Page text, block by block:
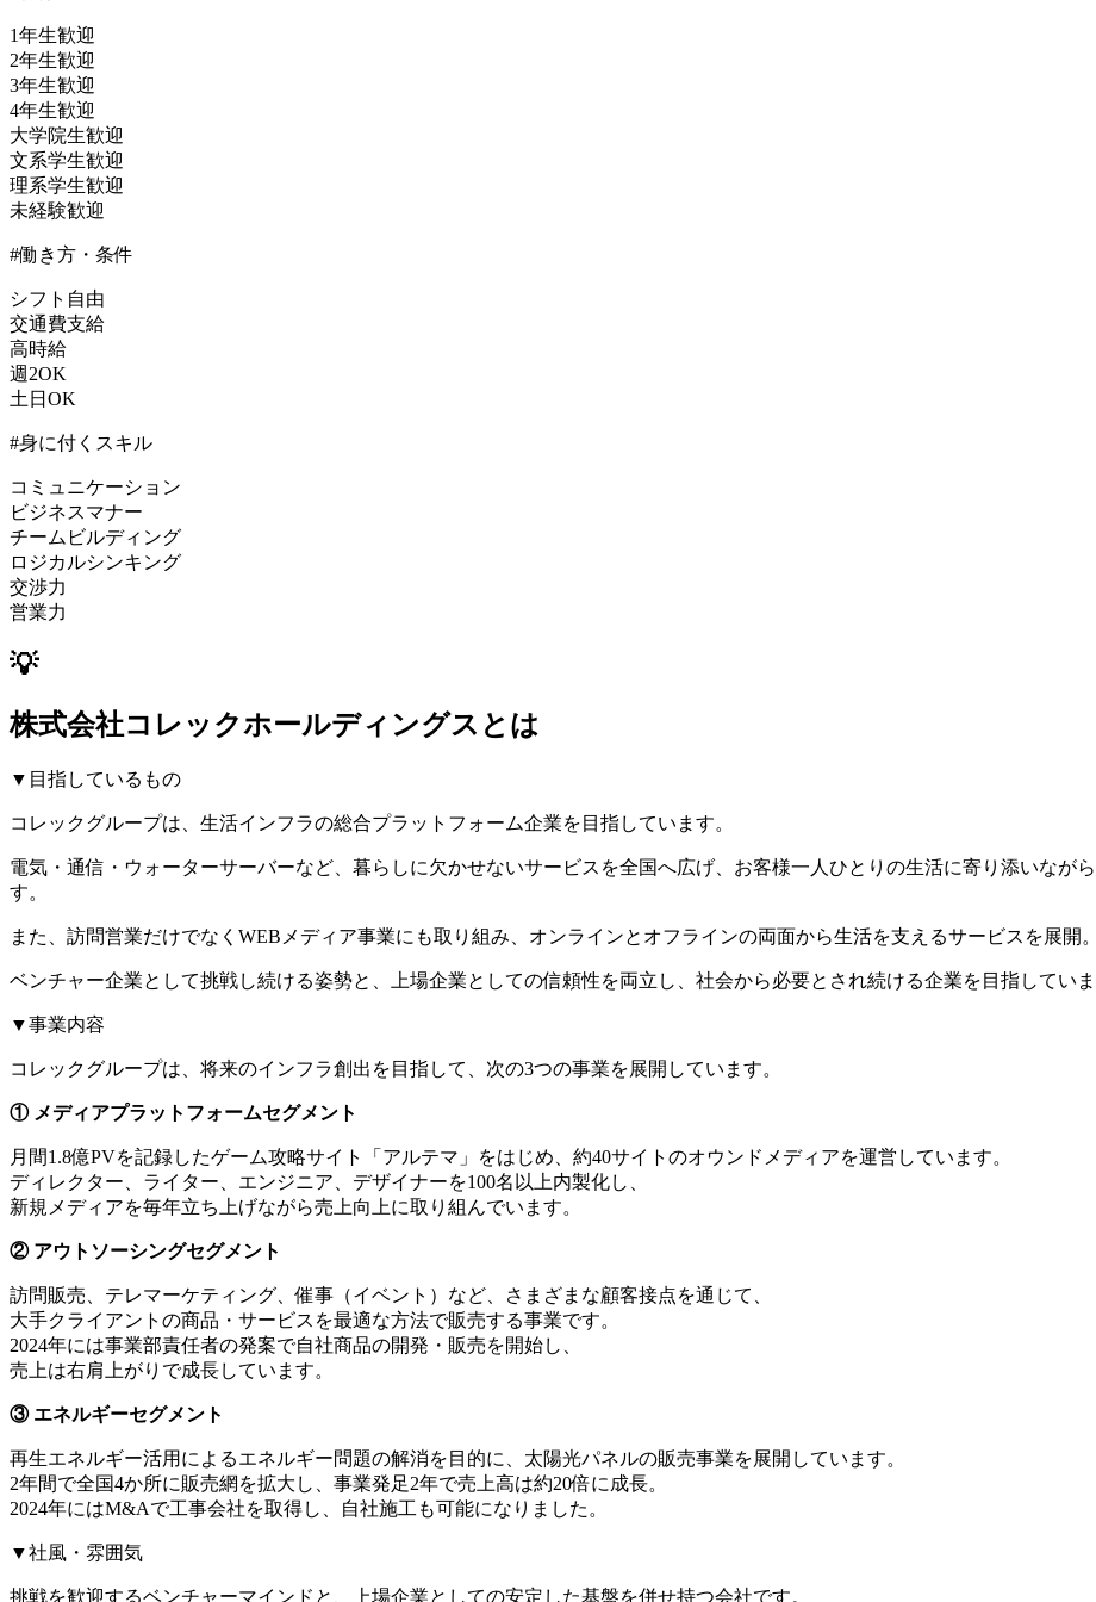
1年生歓迎
2年生歓迎
3年生歓迎
4年生歓迎
大学院生歓迎
文系学生歓迎
理系学生歓迎
未経験歓迎
#働き方・条件
シフト自由
交通費支給
高時給
週2OK
土日OK
#身に付くスキル
コミュニケーション
ビジネスマナー
チームビルディング
ロジカルシンキング
交渉力
営業力
💡
株式会社コレックホールディングスとは
▼目指しているもの
コレックグループは、生活インフラの総合プラットフォーム企業を目指しています。
電気・通信・ウォーターサーバーなど、暮らしに欠かせないサービスを全国へ広げ、お客様一人ひとりの生活に寄り添いなが
す。
また、訪問営業だけでなくWEBメディア事業にも取り組み、オンラインとオフラインの両面から生活を支えるサービスを展開。
ベンチャー企業として挑戦し続ける姿勢と、上場企業としての信頼性を両立し、社会から必要とされ続ける企業を目指していま
▼事業内容
コレックグループは、将来のインフラ創出を目指して、次の3つの事業を展開しています。
① メディアプラットフォームセグメント
月間1.8億PVを記録したゲーム攻略サイト「アルテマ」をはじめ、約40サイトのオウンドメディアを運営しています。
ディレクター、ライター、エンジニア、デザイナーを100名以上内製化し、
新規メディアを毎年立ち上げながら売上向上に取り組んでいます。
② アウトソーシングセグメント
訪問販売、テレマーケティング、催事（イベント）など、さまざまな顧客接点を通じて、
大手クライアントの商品・サービスを最適な方法で販売する事業です。
2024年には事業部責任者の発案で自社商品の開発・販売を開始し、
売上は右肩上がりで成長しています。
③ エネルギーセグメント
再生エネルギー活用によるエネルギー問題の解消を目的に、太陽光パネルの販売事業を展開しています。
2年間で全国4か所に販売網を拡大し、事業発足2年で売上高は約20倍に成長。
2024年にはM&Aで工事会社を取得し、自社施工も可能になりました。
▼社風・雰囲気
挑戦を歓迎するベンチャーマインドと、上場企業としての安定した基盤を併せ持つ会社です。